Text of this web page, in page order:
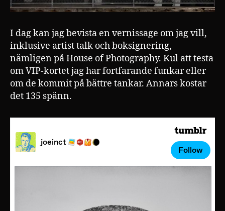
I dag kan jag bevista en vernissage om jag vill,
inklusive artist talk och boksignering,
nämligen på House of Photography. Kul att testa
om VIP-kortet jag har fortfarande funkar eller
om de kommit på bättre tankar. Annars kostar
det 135 spänn.